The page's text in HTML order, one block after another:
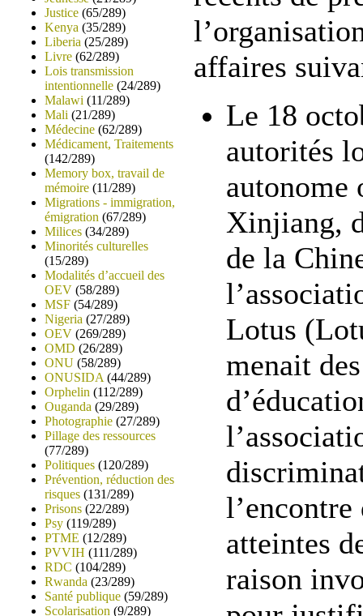
Justice (65/289)
Kenya (35/289)
Liberia (25/289)
Livre (62/289)
Lois transmission
intentionnelle (24/289)
Malawi (11/289)
Mali (21/289)
Médecine (62/289)
Médicament, Traitements
(142/289)
Memory box, travail de
mémoire (11/289)
Migrations - immigration,
émigration (67/289)
Milices (34/289)
Minorités culturelles
(15/289)
Modalités d’accueil des
OEV (58/289)
MSF (54/289)
Nigeria (27/289)
OEV (269/289)
OMD (26/289)
ONU (58/289)
ONUSIDA (44/289)
Orphelin (112/289)
Ouganda (29/289)
Photographie (27/289)
Pillage des ressources
(77/289)
Politiques (120/289)
Prévention, réduction des
risques (131/289)
Prisons (22/289)
Psy (119/289)
PTME (12/289)
PVVIH (111/289)
RDC (104/289)
Rwanda (23/289)
Santé publique (59/289)
Scolarisation (9/289)
affaires
Le 18
autorités
autonome
Xinjiang,
de la
Lotus
menait
l’encontre
atteintes
raison